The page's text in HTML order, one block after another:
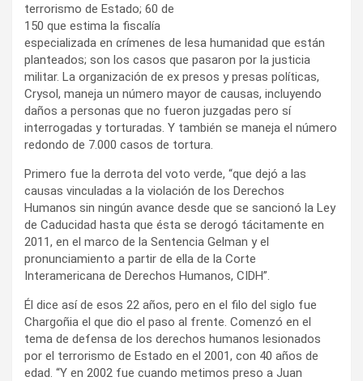
terrorismo de Estado; 60 de
150 que estima la fiscalía
especializada en crímenes de lesa humanidad que están
planteados; son los casos que pasaron por la justicia
militar. La organización de ex presos y presas políticas,
Crysol, maneja un número mayor de causas, incluyendo
daños a personas que no fueron juzgadas pero sí
interrogadas y torturadas. Y también se maneja el número
redondo de 7.000 casos de tortura.
Primero fue la derrota del voto verde, “que dejó a las
causas vinculadas a la violación de los Derechos
Humanos sin ningún avance desde que se sancionó la Ley
de Caducidad hasta que ésta se derogó tácitamente en
2011, en el marco de la Sentencia Gelman y el
pronunciamiento a partir de ella de la Corte
Interamericana de Derechos Humanos, CIDH”.
Él dice así de esos 22 años, pero en el filo del siglo fue
Chargoñia el que dio el paso al frente. Comenzó en el
tema de defensa de los derechos humanos lesionados
por el terrorismo de Estado en el 2001, con 40 años de
edad. “Y en 2002 fue cuando metimos preso a Juan